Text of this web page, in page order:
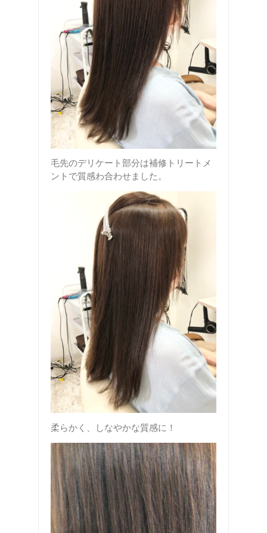
毛先のデリケート部分は補修トリートメ
ントで質感わ合わせました。
柔らかく、しなやかな質感に！